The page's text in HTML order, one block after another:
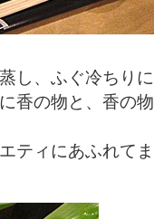
し、ふぐ冷ちり
香の物と、香の
ティにあふれて